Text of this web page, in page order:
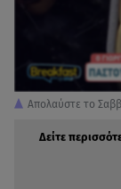
Απολαύστε το
Δείτε